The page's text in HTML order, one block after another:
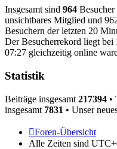
Insgesamt sind 964
unsichtbares Mitglied und
Besuchern der letzten 20
Der Besucherrekord liegt bei
07:27 gleichzeitig online
Statistik
Beiträge insgesamt 217394 •
insgesamt 7831 • Unser
Foren-Übersicht
Alle Zeiten sind